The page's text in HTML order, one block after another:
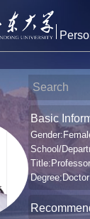
Basic
School/
Title:Professor
Degree:Doctor